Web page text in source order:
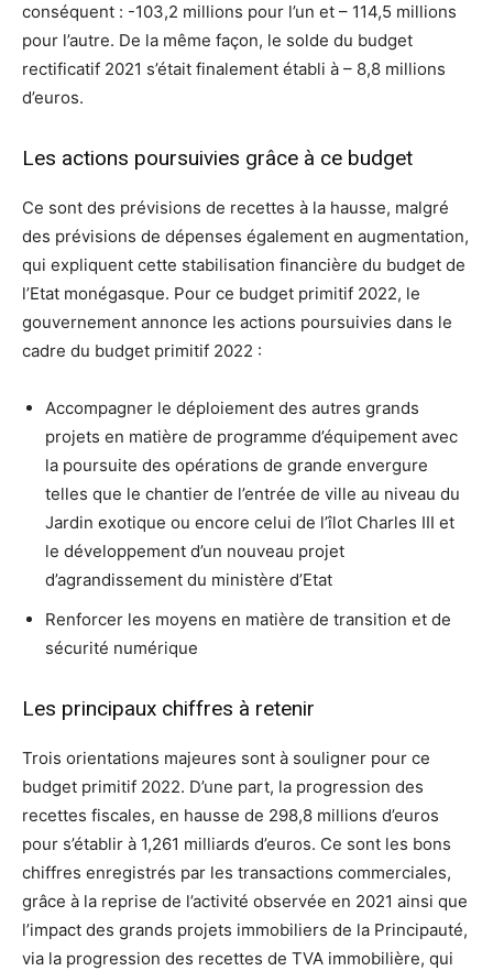
conséquent : -103,2 millions pour l’un et – 114,5 millions
pour l’autre. De la même façon, le solde du budget
rectificatif 2021 s’était finalement établi à – 8,8 millions
d’euros.
Les actions poursuivies grâce à ce budget
Ce sont des prévisions de recettes à la hausse, malgré
des prévisions de dépenses également en augmentation,
qui expliquent cette stabilisation financière du budget de
l’Etat monégasque. Pour ce budget primitif 2022, le
gouvernement annonce les actions poursuivies dans le
cadre du budget primitif 2022 :
Accompagner le déploiement des autres grands
projets en matière de programme d’équipement avec
la poursuite des opérations de grande envergure
telles que le chantier de l’entrée de ville au niveau du
Jardin exotique ou encore celui de l’îlot Charles III et
le développement d’un nouveau projet
d’agrandissement du ministère d’Etat
Renforcer les moyens en matière de transition et de
sécurité numérique
Les principaux chiffres à retenir
Trois orientations majeures sont à souligner pour ce
budget primitif 2022. D’une part, la progression des
recettes fiscales, en hausse de 298,8 millions d’euros
pour s’établir à 1,261 milliards d’euros. Ce sont les bons
chiffres enregistrés par les transactions commerciales,
grâce à la reprise de l’activité observée en 2021 ainsi que
l’impact des grands projets immobiliers de la Principauté,
via la progression des recettes de TVA immobilière, qui